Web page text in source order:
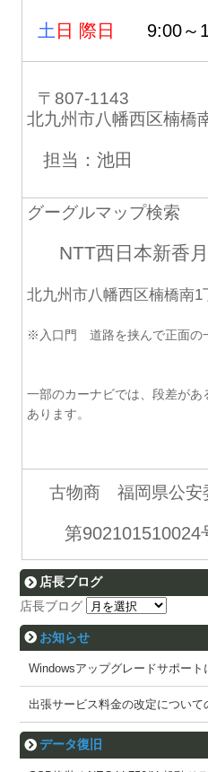
土 日 際日 9:00～
〒807-1143
北九州市八幡西区楠橋
担当：池田
グーグルマップ検索
NTT西日本新香
北九州市八幡西区楠橋南1
※入口門 道路を挟んで正面の
一部のカーナビでは、段差が
あります。
古物商 福岡県公安
第902101510024
店長ブログ
店長ブログ
お知らせ
Windowsアップグレードサポート
出張サービス料金の改定について
データ復旧